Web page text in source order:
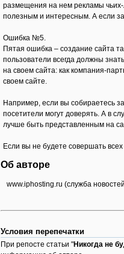
размещения на нем рекламы чьих-
полезным и интересным. А если
Ошибка №5.
Пятая ошибка – создание сайта
пользователи всегда должны
на своем сайта: как компания-
своем сайте.
Например, если вы собираетесь
посетители могут доверять. А в
лучше быть представленным на
Если вы не будете совершать
Об авторе
www.iphosting.ru (служба
Условия перепечатки
При репосте статьи "Никогда не